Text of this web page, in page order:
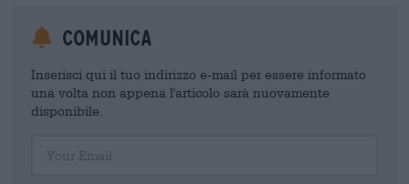
Comunica
Inserisci qui il tuo indirizzo e-mail per essere informato
una volta non appena l'articolo sarà nuovamente
disponibile.